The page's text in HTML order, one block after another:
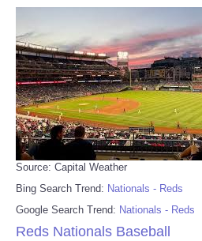
Source: Capital Weather
Bing Search Trend: Nationals - Reds
Google Search Trend: Nationals - Reds
Reds Nationals Baseball